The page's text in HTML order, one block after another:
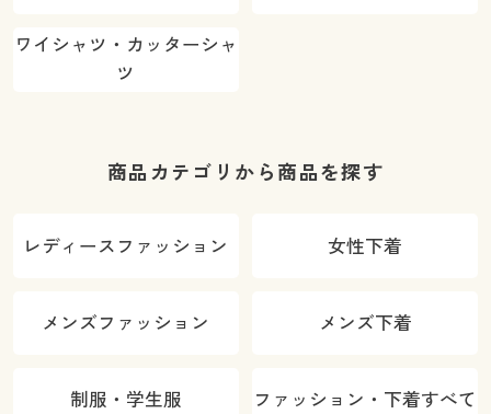
ワイシャツ・カッターシャ
ツ
商品カテゴリから商品を探す
レディースファッション 女性下着
メンズファッション メンズ下着
制服・学生服 ファッション・下着すべて